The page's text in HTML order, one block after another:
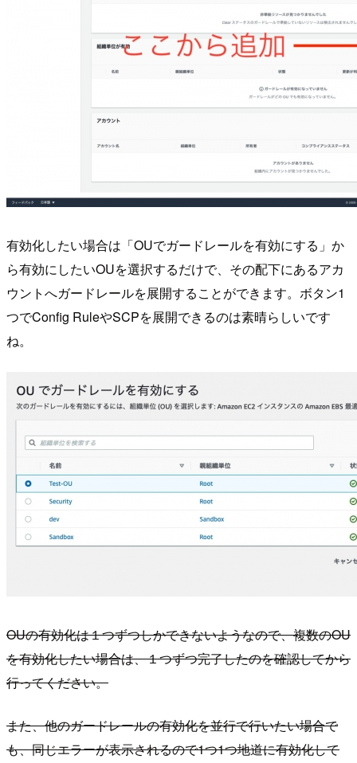
有効化したい場合は「OUでガードレールを有効にする」か
ら有効にしたいOUを選択するだけで、その配下にあるアカ
ウントへガードレールを展開することができます。ボタン1
つでConfig RuleやSCPを展開できるのは素晴らしいです
ね。
OUの有効化は１つずつしかできないようなので、複数のOU
を有効化したい場合は、１つずつ完了したのを確認してから
行ってください。
また、他のガードレールの有効化を並行で行いたい場合で
も、同じエラーが表示されるので1つ1つ地道に有効化して